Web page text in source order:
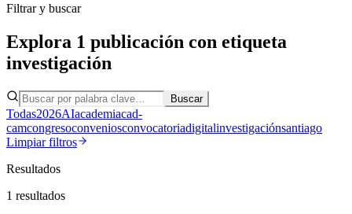
Filtrar y buscar
Explora 1 publicación con etiqueta
investigación
Buscar
Todas2026AIacademiacad-
camcongresoconveniosconvocatoriadigitalinvestigaciónsantiago
Limpiar filtros
Resultados
1 resultados